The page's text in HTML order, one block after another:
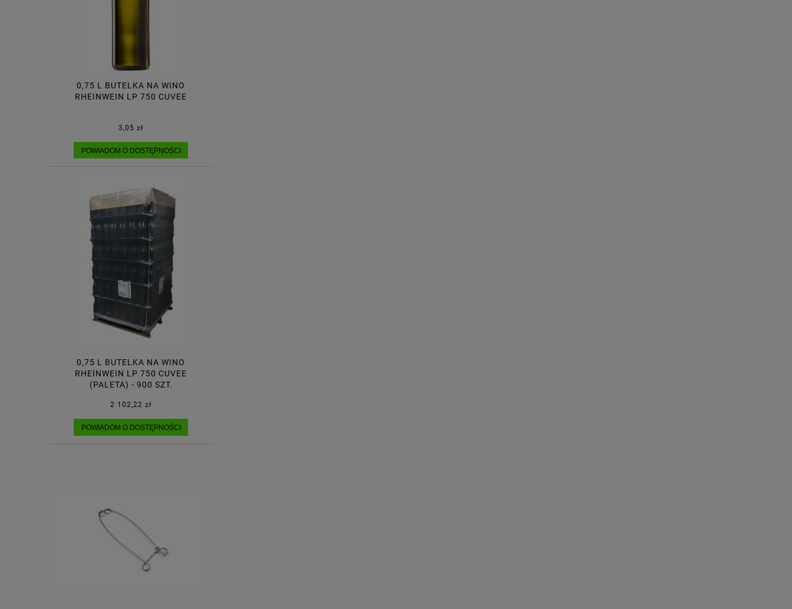
0,75 L BUTELKA NA WINO
RHEINWEIN LP 750 CUVEE
3,05 zł
POWIADOM O DOSTĘPNOŚCI
0,75 L BUTELKA NA WINO
RHEINWEIN LP 750 CUVEE
(PALETA) - 900 SZT.
2 102,22 zł
POWIADOM O DOSTĘPNOŚCI